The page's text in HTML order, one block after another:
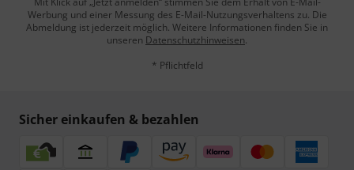
Werbung und einer Messung des E-Mail-Nutzungsverhaltens zu. Die
Abmeldung ist jederzeit möglich. Weitere Informationen finden Sie in
unseren Datenschutzhinweisen.
* Pflichtfeld
Sicher einkaufen & bezahlen